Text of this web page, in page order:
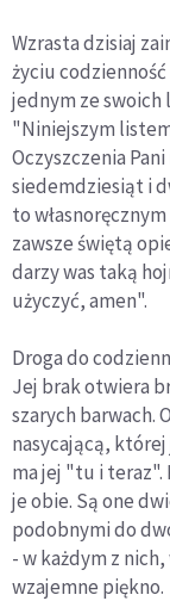
Wzrasta dzisiaj
życiu
jednym ze swoich
"Niniejszym
Oczyszczenia
siedemdziesiąt i
to
zawsze świętą
darzy was taką
użyczyć, amen".
Droga do
Jej brak otwiera
szarych barwach.
nasycającą,
ma jej "tu i
je obie. Są one
podobnymi do
- w każdym z
wzajemne piękno.